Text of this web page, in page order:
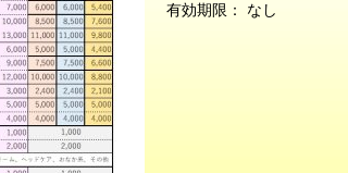
有効期限 ： なし